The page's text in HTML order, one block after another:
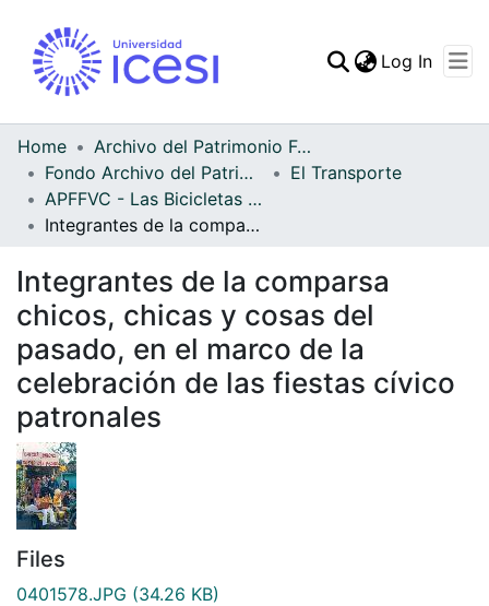
Statistics
Log In
Home
Archivo del Patrimonio Fotográfico y Fílmico del Valle del Cauca
Fondo Archivo del Patrimonio Fotográfico y Fílmico del Valle del Cauca
El Transporte
APFFVC - Las Bicicletas y Ca - Patrimonial
Integrantes de la comparsa chicos, chicas y cosas del pasado, en el marco de la celebración de las fiestas cívico patronales
Integrantes de la comparsa
chicos, chicas y cosas del
pasado, en el marco de la
celebración de las fiestas cívico
patronales
Files
0401578.JPG (34.26 KB)